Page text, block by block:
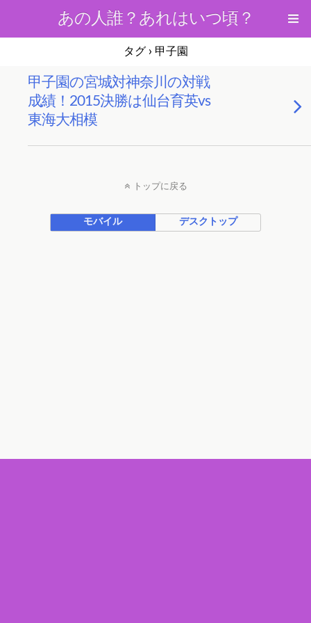
あの人誰？あれはいつ頃？
タグ › 甲子園
甲子園の宮城対神奈川の対戦
成績！2015決勝は仙台育英vs
東海大相模
トップに戻る
モバイル デスクトップ